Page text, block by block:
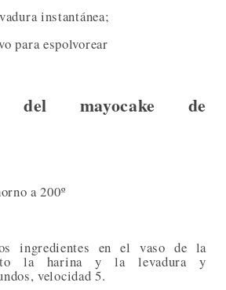
instantánea;
para espolvorear
del mayocake de
a 200º
ingredientes en el vaso de la
la harina y la levadura y
velocidad 5.